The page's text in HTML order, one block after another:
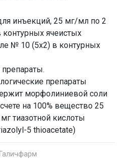
инъекций, 25 мг/мл по 2
ячеистых
№ 10 (5х2) в контурных
препараты.
препараты
морфолиниевой соли
на 100% вещество 25
тиазотной кислоты
5 thioacetate)
Галичфарм